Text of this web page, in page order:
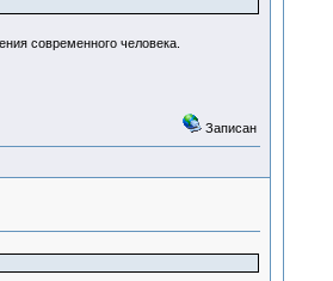
современного человека.
Записан